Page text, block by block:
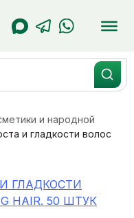
и народной
и гладкости волос